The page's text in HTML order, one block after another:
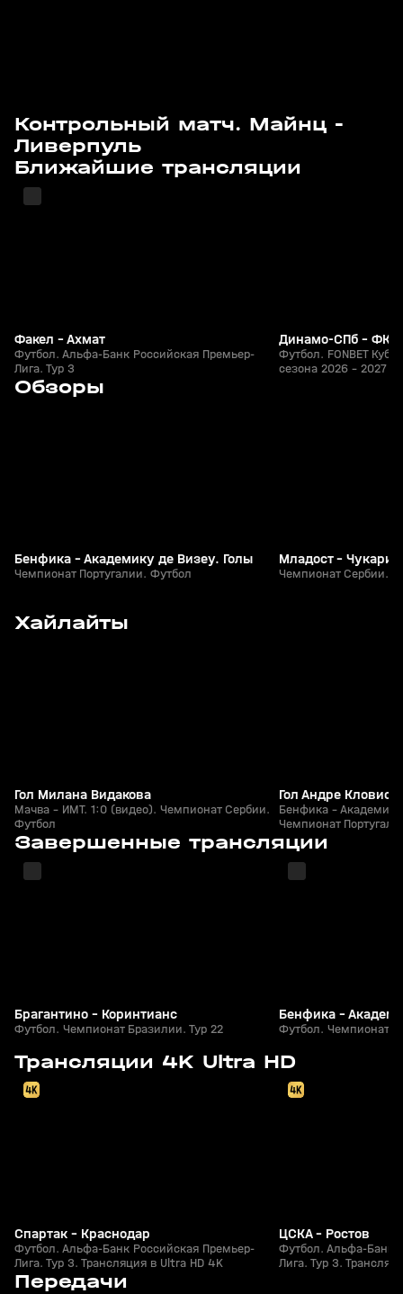
Контрольный матч. Майнц -
Ливерпуль
Ближайшие трансляции
Сегодня, 19:00
Факел - Ахмат
Футбол. Альфа-Банк Российская Премьер-
Лига. Тур 3
Динамо-СПб - ФК
Футбол. FONBET
сезона 2026 - 2027
Обзоры
Сегодня, 00:37
Бенфика - Академику де Визеу. Голы
Чемпионат Португалии. Футбол
Младост -
Чемпионат Сербии.
Хайлайты
Сегодня, 00:08
Гол Милана Видакова
Мачва - ИМТ. 1:0 (видео). Чемпионат Сербии.
Футбол
Гол Андре Кловиса
Бенфика -
Чемпионат
Завершенные трансляции
Сегодня, 00:20
Брагантино - Коринтианс
Футбол. Чемпионат Бразилии. Тур 22
09 авг, 22:20
Бенфика -
Футбол. Чемпионат
Трансляции 4K Ultra HD
09 авг, 19:20
Спартак - Краснодар
Футбол. Альфа-Банк Российская Премьер-
Лига. Тур 3. Трансляция в Ultra HD 4K
2:01:07 08 авг, 20:00
ЦСКА - Ростов
Футбол. Альфа-Банк
Лига. Тур 3.
Передачи
Сегодня, 01:35 09 авг, 23:57